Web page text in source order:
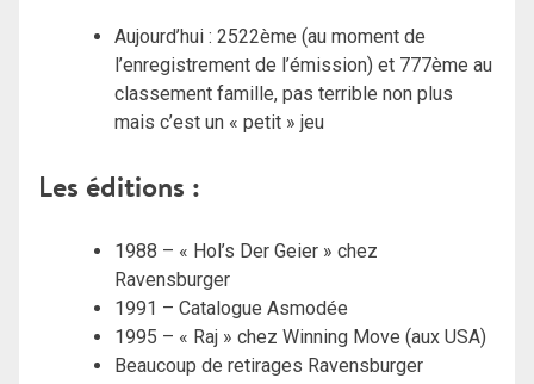
Aujourd’hui : 2522ème (au moment de
l’enregistrement de l’émission) et 777ème au
classement famille, pas terrible non plus
mais c’est un « petit » jeu
Les éditions :
1988 – « Hol’s Der Geier » chez
Ravensburger
1991 – Catalogue Asmodée
1995 – « Raj » chez Winning Move (aux USA)
Beaucoup de retirages Ravensburger